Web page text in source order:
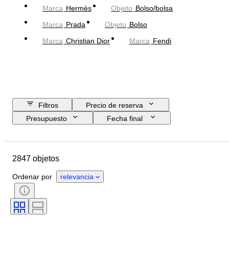
Marca Hermès Objeto Bolso/bolsa
Marca Prada Objeto Bolso
Marca Christian Dior Marca Fendi
Filtros
Precio de reserva
Presupuesto
Fecha final
País de origen
Estado
Color
Accesorios incluidos
Motivo
Tamaño del artículo
2847 objetos
Ordenar por relevancia